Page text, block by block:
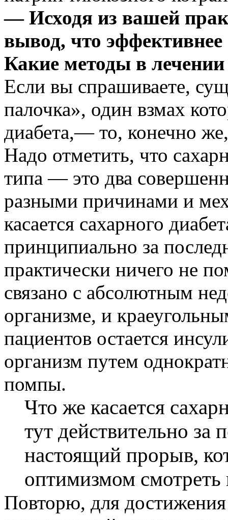
— Исходя из вашей
вывод, что эффективнее
Какие методы в
Если вы спрашиваете,
палочка», один взмах
диабета,— то, конечно
Надо отметить, что
типа — это два
разными причинами и
касается сахарного
принципиально за
практически ничего не
связано с абсолютным
организме, и
пациентов остается
организм путем
помпы.
Что же касается
тут действительно за
настоящий прорыв,
оптимизмом смотреть
Повторю, для